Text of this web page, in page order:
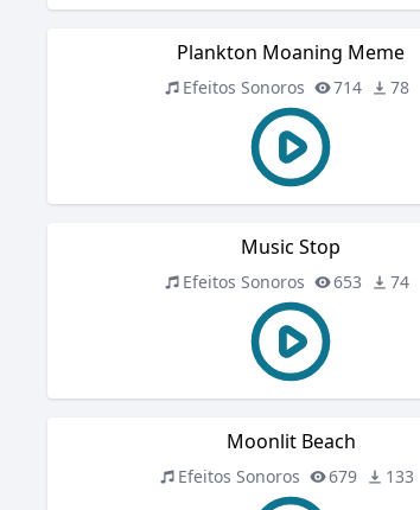
Plankton Moaning Meme
Efeitos Sonoros 714 78
Music Stop
Efeitos Sonoros 653 74
Moonlit Beach
Efeitos Sonoros 679 133